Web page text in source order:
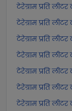
टेरेग्राम प्रति
टेरेग्राम प्रति
टेरेग्राम प्रति
टेरेग्राम प्रति
टेरेग्राम प्रति
टेरेग्राम प्रति
टेरेग्राम प्रति